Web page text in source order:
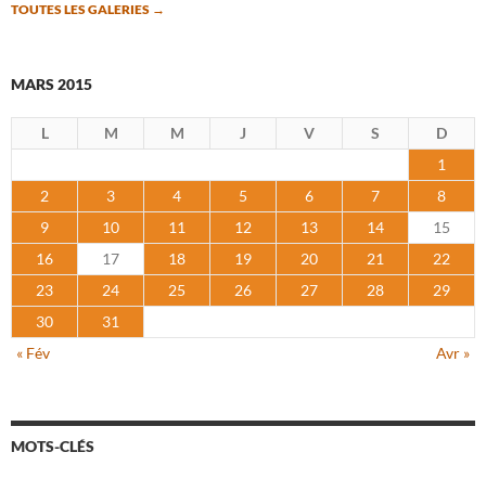
TOUTES LES GALERIES →
MARS 2015
L M M J V S
D
1
2
3 4 5 6 7
8
9
10 11 12 13 14
15
16
17 18 19 20 21
22
23
24 25 26 27 28
29
30
31
« Fév
Avr »
MOTS-CLÉS